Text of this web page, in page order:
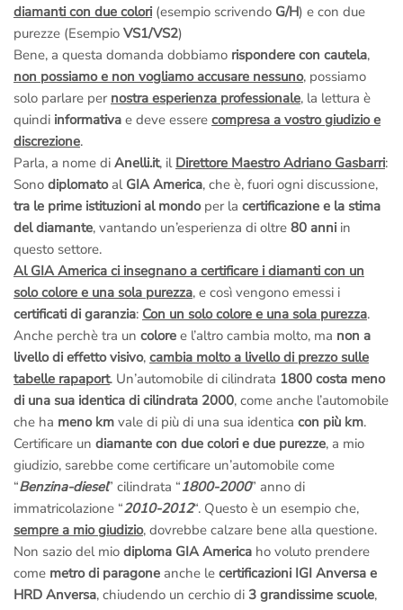
diamanti con due colori (esempio scrivendo G/H) e con due
purezze (Esempio VS1/VS2)
Bene, a questa domanda dobbiamo rispondere con cautela,
non possiamo e non vogliamo accusare nessuno, possiamo
solo parlare per nostra esperienza professionale, la lettura è
quindi informativa e deve essere compresa a vostro giudizio e
discrezione.
Parla, a nome di Anelli.it, il Direttore Maestro Adriano Gasbarri:
Sono diplomatoal GIA America, che è, fuori ogni discussione,
tra le prime istituzioni al mondoper la certificazione e la stima
del diamante, vantando un’esperienza di oltre 80 anni in
questo settore.
Al GIA America ci insegnano a certificare i diamanti con un
solo colore e una sola purezza, e così vengono emessi i
certificati di garanzia: Con un solo colore e una sola purezza.
Anche perchè tra un colore e l’altro cambia molto, ma non a
livello di effetto visivo, cambia molto a livello di prezzo sulle
tabelle rapaport. Un’automobile di cilindrata 1800 costa meno
di una sua identica di cilindrata 2000, come anche l’automobile
che ha meno km vale di più di una sua identica con più km.
Certificare un diamante con due colori e due purezze, a mio
giudizio, sarebbe come certificare un’automobile come
“Benzina-diesel” cilindrata “1800-2000” anno di
immatricolazione “2010-2012“. Questo è un esempio che,
sempre a mio giudizio, dovrebbe calzare bene alla questione.
Non sazio del mio diploma GIA America ho voluto prendere
come metro di paragone anche le certificazioni IGI Anversa e
HRD Anversa, chiudendo un cerchio di 3 grandissime scuole,